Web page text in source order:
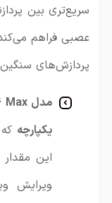
سریع‌تری بین
عصبی فراهم
پردازش‌های
مدل M4 Max:
یکپارچه
این
ویرایش